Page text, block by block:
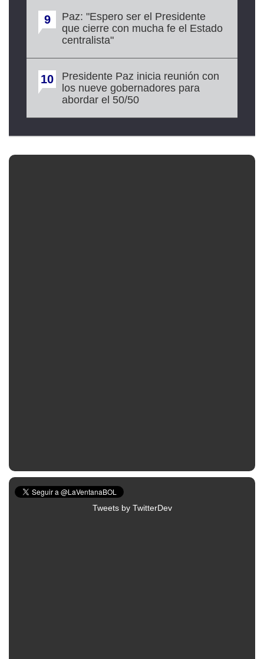
9
Paz: "Espero ser el Presidente
que cierre con mucha fe el Estado
centralista"
10
Presidente Paz inicia reunión con
los nueve gobernadores para
abordar el 50/50
Tweets by TwitterDev